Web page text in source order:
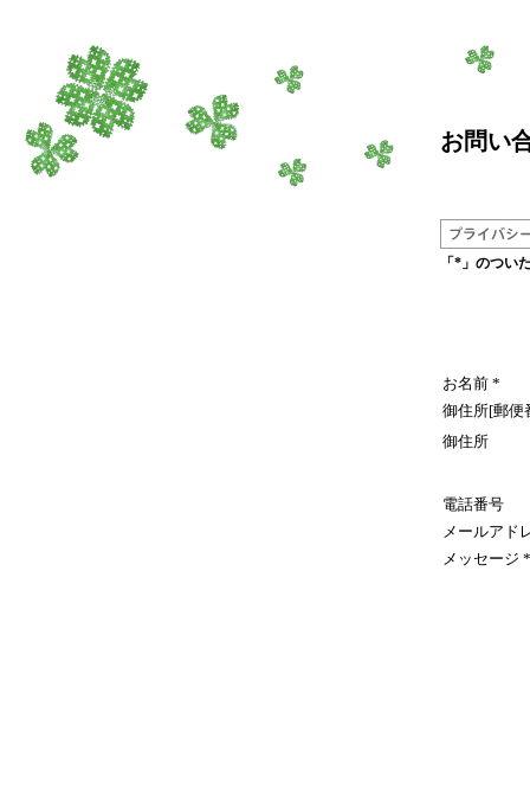
お問い
「*」のつい
お名前 *
御住所[郵便
御住所
電話番号
メールアド
メッセージ *